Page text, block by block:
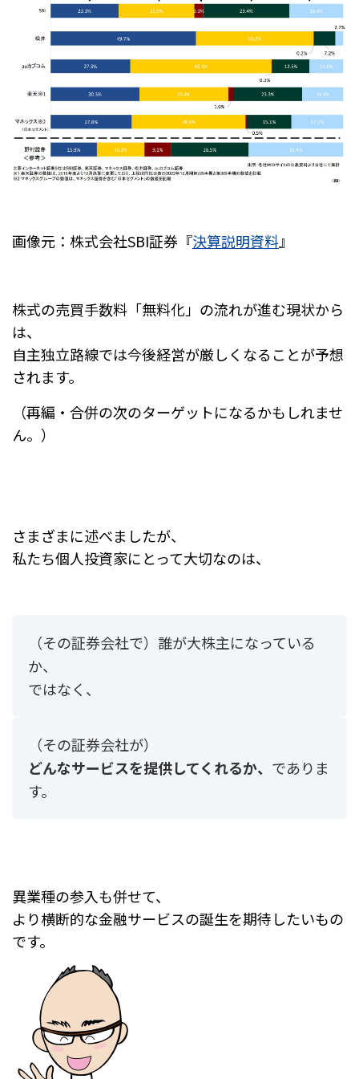
画像元：株式会社SBI証券『決算説明資料』
株式の売買手数料「無料化」の流れが進む現状から
は、
自主独立路線では今後経営が厳しくなることが予想
されます。
（再編・合併の次のターゲットになるかもしれませ
ん。）
さまざまに述べましたが、
私たち個人投資家にとって大切なのは、
（その証券会社で）誰が大株主になっている
か、
ではなく、
（その証券会社が）
どんなサービスを提供してくれるか、 でありま
す。
異業種の参入も併せて、
より横断的な金融サービスの誕生を期待したいもの
です。